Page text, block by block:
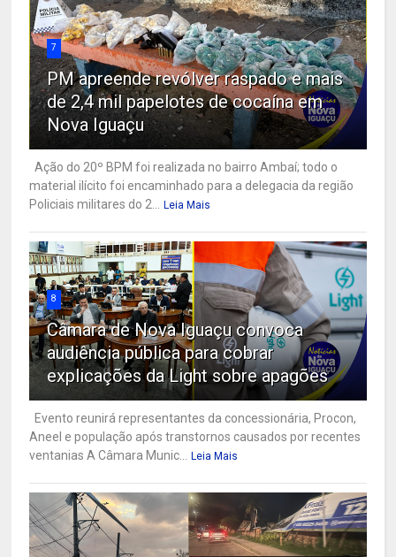
7
PM apreende revólver raspado e mais
de 2,4 mil papelotes de cocaína em
Nova Iguaçu
Ação do 20º BPM foi realizada no bairro Ambaí; todo o
material ilícito foi encaminhado para a delegacia da região
Policiais militares do 2...
Leia Mais
8
Câmara de Nova Iguaçu convoca
audiência pública para cobrar
explicações da Light sobre apagões
Evento reunirá representantes da concessionária, Procon,
Aneel e população após transtornos causados por recentes
ventanias A Câmara Munic...
Leia Mais